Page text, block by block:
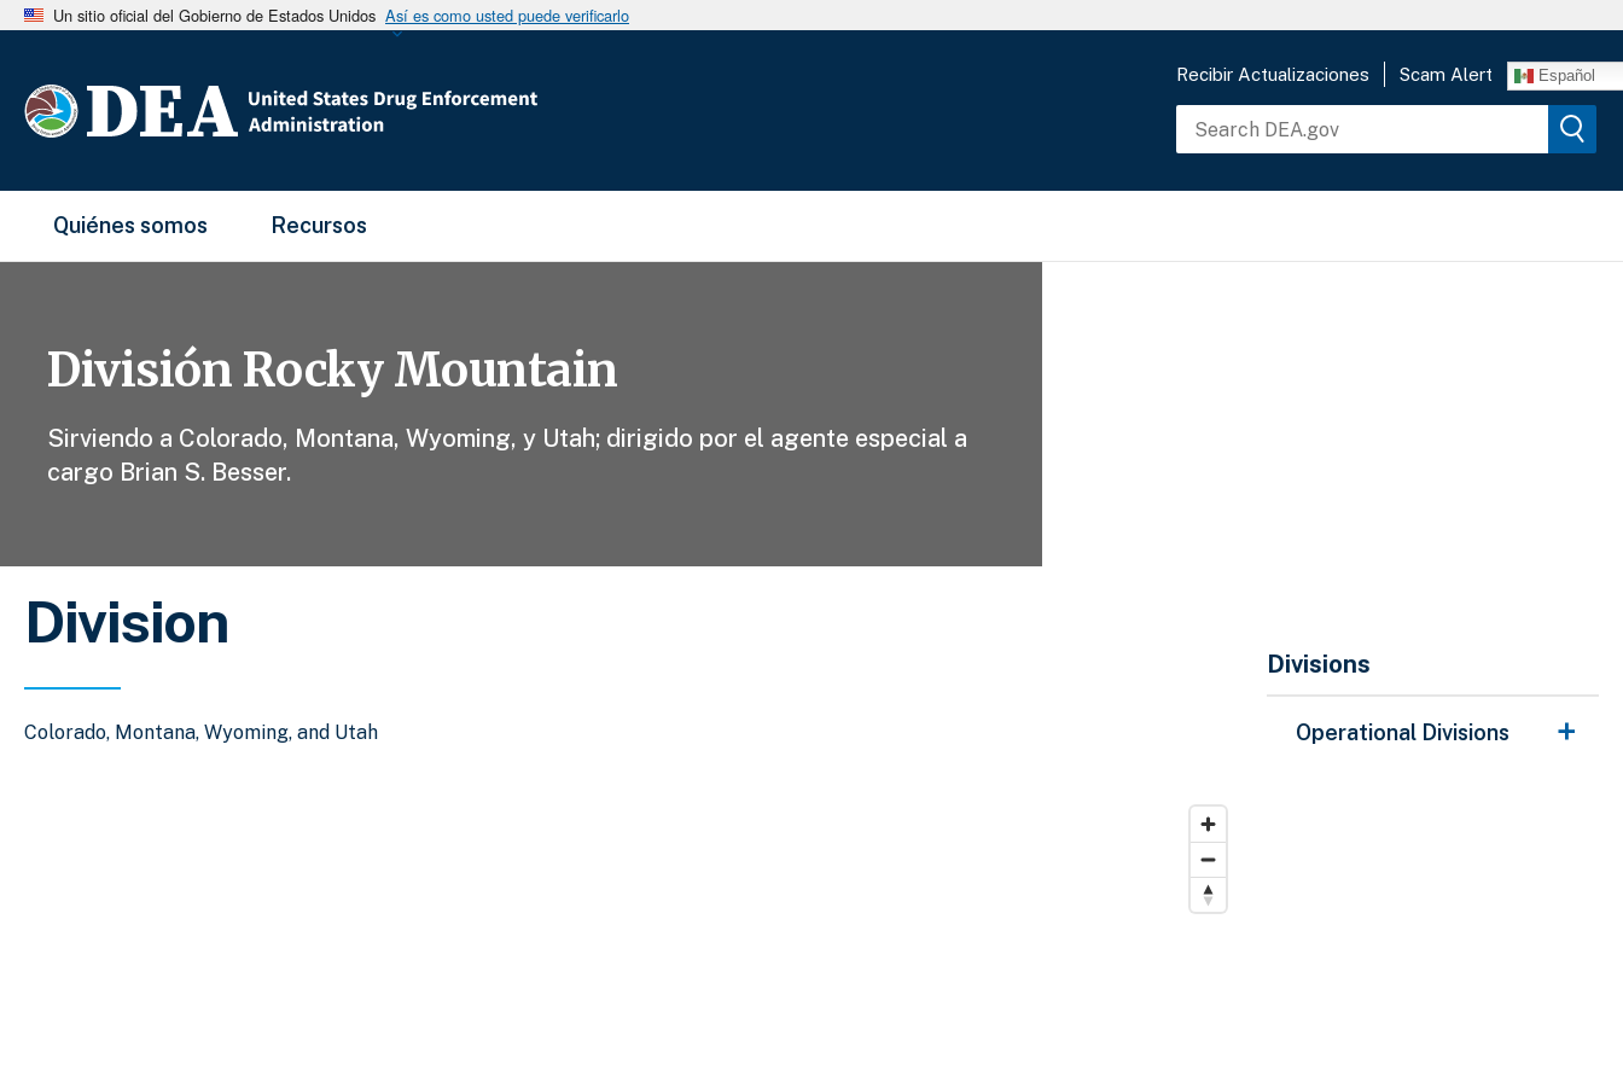
Un sitio oficial del Gobierno de Estados Unidos Así es como usted puede verificarlo
Recibir Actualizaciones Scam Alert Español
Main Menu
Quiénes somos Recursos
División Rocky Mountain
Sirviendo a Colorado, Montana, Wyoming, y Utah; dirigido por el agente especial a
cargo Brian S. Besser.
Division
Colorado, Montana, Wyoming, and Utah
Divisions
Divisions
Operational Divisions